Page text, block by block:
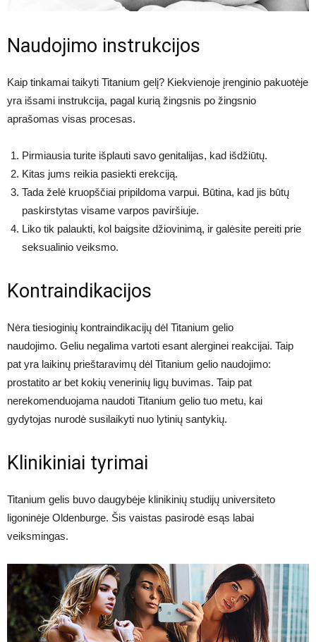
Naudojimo instrukcijos
Kaip tinkamai taikyti Titanium gelį? Kiekvienoje įrenginio pakuotėje
yra išsami instrukcija, pagal kurią žingsnis po žingsnio
aprašomas visas procesas.
Pirmiausia turite išplauti savo genitalijas, kad išdžiūtų.
Kitas jums reikia pasiekti erekciją.
Tada želė kruopščiai pripildoma varpui. Būtina, kad jis būtų
paskirstytas visame varpos paviršiuje.
Liko tik palaukti, kol baigsite džiovinimą, ir galėsite pereiti prie
seksualinio veiksmo.
Kontraindikacijos
Nėra tiesioginių kontraindikacijų dėl Titanium gelio
naudojimo. Geliu negalima vartoti esant alerginei reakcijai. Taip
pat yra laikinų prieštaravimų dėl Titanium gelio naudojimo:
prostatito ar bet kokių venerinių ligų buvimas. Taip pat
nerekomenduojama naudoti Titanium gelio tuo metu, kai
gydytojas nurodė susilaikyti nuo lytinių santykių.
Klinikiniai tyrimai
Titanium gelis buvo daugybėje klinikinių studijų universiteto
ligoninėje Oldenburge. Šis vaistas pasirodė esąs labai
veiksmingas.